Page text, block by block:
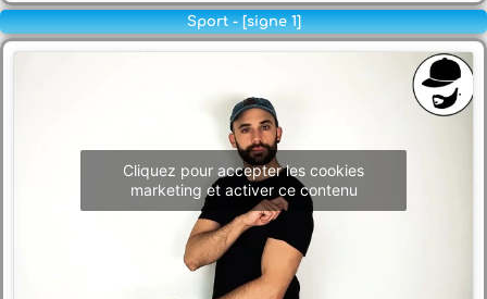
Sport - [signe 1]
Cliquez pour accepter les cookies
marketing et activer ce contenu